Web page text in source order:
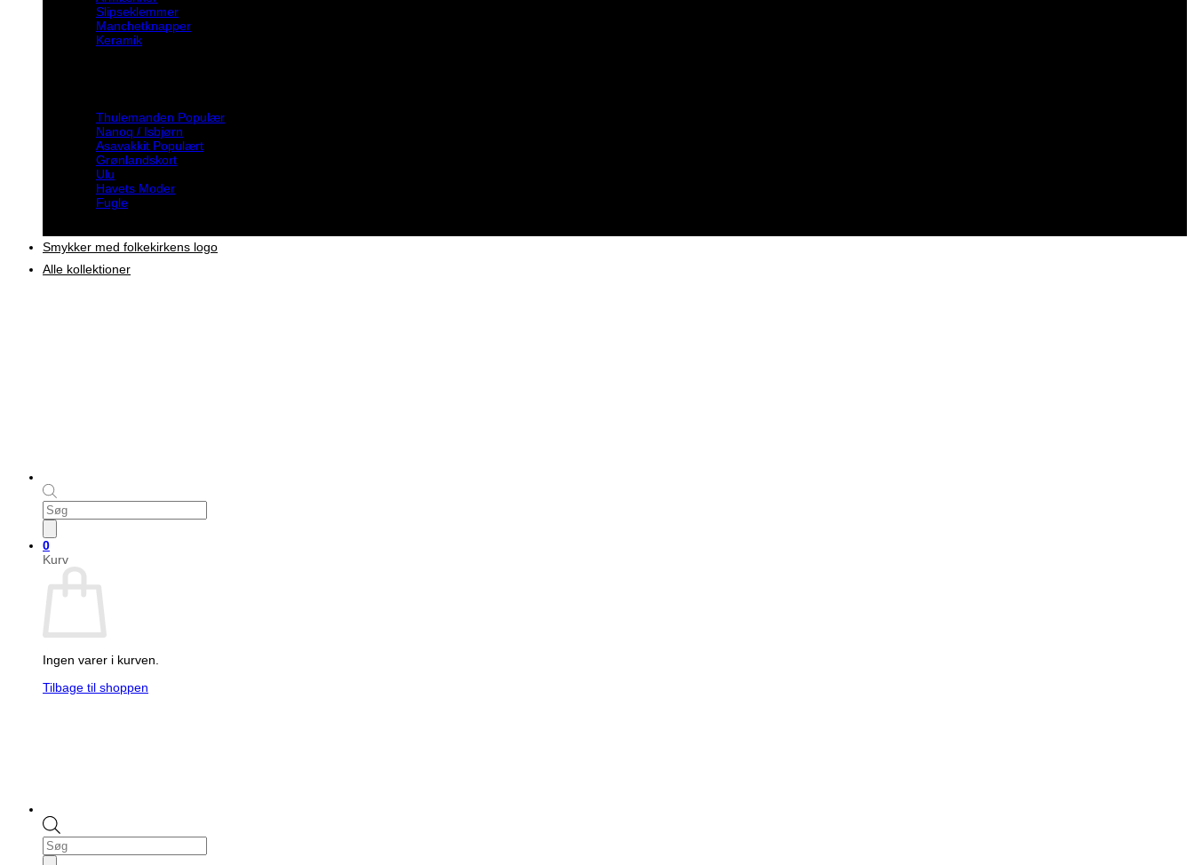
Products
search
0
Kurv
Ingen varer i kurven.
Tilbage til shoppen
Slipseklemmer
Manchetknapper
Keramik
Thulemanden
Nanoq / Isbjørn
Asavakkit
Grønlandskort
Ulu
Havets Moder
Fugle
Smykker med folkekirkens logo
Alle kollektioner
Products
search